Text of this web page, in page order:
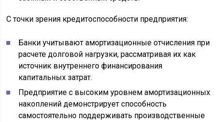
С точки зрения кредитоспособности предприятия:
Банки учитывают амортизационные отчисления при
расчете долговой нагрузки, рассматривая их как
источник внутреннего финансирования
капитальных затрат.
Предприятие с высоким уровнем амортизационных
накоплений демонстрирует способность
самостоятельно поддерживать производственные